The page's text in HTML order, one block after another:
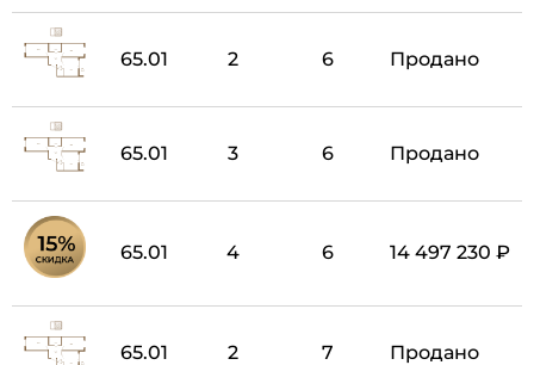
65.01 2 6 Продано
65.01 3 6 Продано
65.01 4 6 14 497 230 ₽
65.01 2 7 Продано